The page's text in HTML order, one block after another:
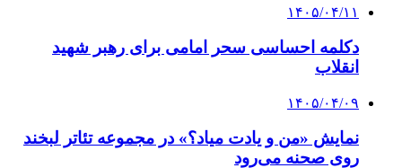
۱۴۰۵/۰۴/۱۱
دکلمه‌ احساسی سحر امامی برای رهبر شهید
انقلاب
۱۴۰۵/۰۴/۰۹
نمایش «من و یادت میاد؟» در مجموعه تئاتر لبخند
روی صحنه می‌رود